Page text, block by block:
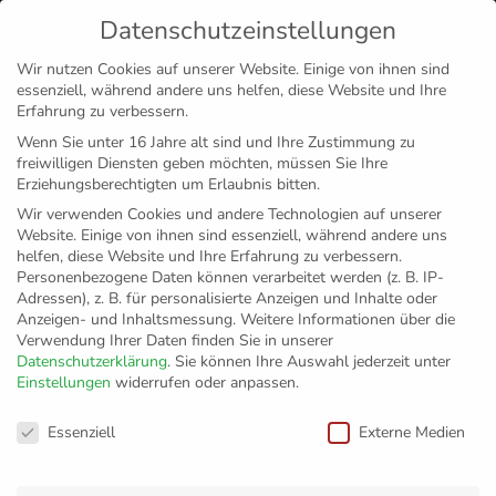
MENÜ
Disclaimer Impressum Datenschutz
VfB Friedrichshafen
Datenschutzeinstellungen
Wir nutzen Cookies auf unserer Website. Einige von ihnen sind
essenziell, während andere uns helfen, diese Website und Ihre
Erfahrung zu verbessern.
Wenn Sie unter 16 Jahre alt sind und Ihre Zustimmung zu
freiwilligen Diensten geben möchten, müssen Sie Ihre
Erziehungsberechtigten um Erlaubnis bitten.
Wir verwenden Cookies und andere Technologien auf unserer
Website. Einige von ihnen sind essenziell, während andere uns
helfen, diese Website und Ihre Erfahrung zu verbessern.
Personenbezogene Daten können verarbeitet werden (z. B. IP-
Adressen), z. B. für personalisierte Anzeigen und Inhalte oder
Anzeigen- und Inhaltsmessung. Weitere Informationen über die
Verwendung Ihrer Daten finden Sie in unserer
Datenschutzerklärung. Sie können Ihre Auswahl jederzeit unter
Einstellungen widerrufen oder anpassen.
Datenschutzeinstellungen
Essenziell Externe Medien